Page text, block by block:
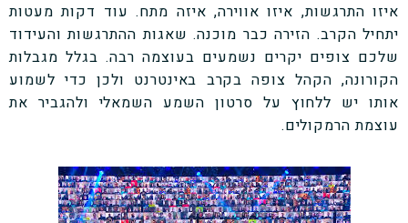
איזו התרגשות, איזו אווירה, איזה מתח. עוד דקות מעטות
יתחיל הקרב. הזירה כבר מוכנה. שאגות ההתרגשות והעידוד
שלכם צופים יקרים נשמעים בעוצמה רבה. בגלל מגבלות
הקורונה, הקהל צופה בקרב באינטרנט ולכן כדי לשמוע
אותו יש ללחוץ על סרטון השמע השמאלי ולהגביר את
עוצמת הרמקולים.